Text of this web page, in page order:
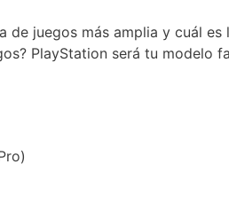
juegos más amplia y cuál es
PlayStation será tu modelo